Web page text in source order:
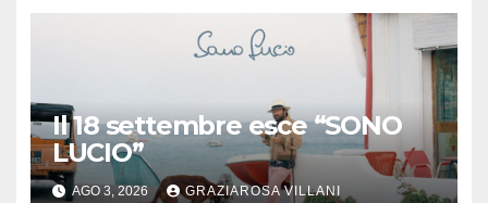
Il 18 settembre esce “SONO
LUCIO”
AGO 3, 2026 GRAZIAROSA VILLANI